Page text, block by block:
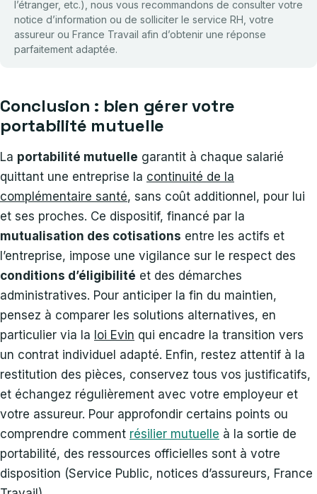
l’étranger, etc.), nous vous recommandons de consulter votre
notice d’information ou de solliciter le service RH, votre
assureur ou France Travail afin d’obtenir une réponse
parfaitement adaptée.
Conclusion : bien gérer votre
portabilité mutuelle
La portabilité mutuelle garantit à chaque salarié
quittant une entreprise la continuité de la
complémentaire santé, sans coût additionnel, pour lui
et ses proches. Ce dispositif, financé par la
mutualisation des cotisations entre les actifs et
l’entreprise, impose une vigilance sur le respect des
conditions d’éligibilité et des démarches
administratives. Pour anticiper la fin du maintien,
pensez à comparer les solutions alternatives, en
particulier via la loi Evin qui encadre la transition vers
un contrat individuel adapté. Enfin, restez attentif à la
restitution des pièces, conservez tous vos justificatifs,
et échangez régulièrement avec votre employeur et
votre assureur. Pour approfondir certains points ou
comprendre comment résilier mutuelle à la sortie de
portabilité, des ressources officielles sont à votre
disposition (Service Public, notices d’assureurs, France